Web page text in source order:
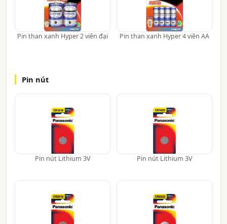
Pin than xanh Hyper 2 viên đại Pin than xanh Hyper 4 viên AA
Pin nút
Pin nút Lithium 3V Pin nút Lithium 3V